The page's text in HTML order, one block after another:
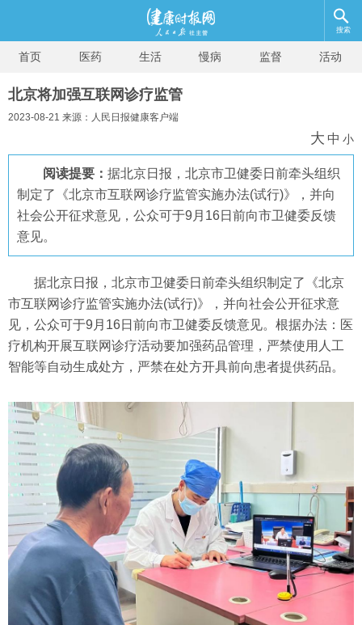
搜索
首页 医药 生活 慢病 监督 活动
北京将加强互联网诊疗监管
2023-08-21 来源：人民日报健康客户端
大 中 小
阅读提要： 据北京日报，北京市卫健委日前牵头组织
制定了《北京市互联网诊疗监管实施办法(试行)》，并向
社会公开征求意见，公众可于9月16日前向市卫健委反馈
意见。
据北京日报，北京市卫健委日前牵头组织制定了《北京
市互联网诊疗监管实施办法(试行)》，并向社会公开征求意
见，公众可于9月16日前向市卫健委反馈意见。根据办法：医
疗机构开展互联网诊疗活动要加强药品管理，严禁使用人工
智能等自动生成处方，严禁在处方开具前向患者提供药品。